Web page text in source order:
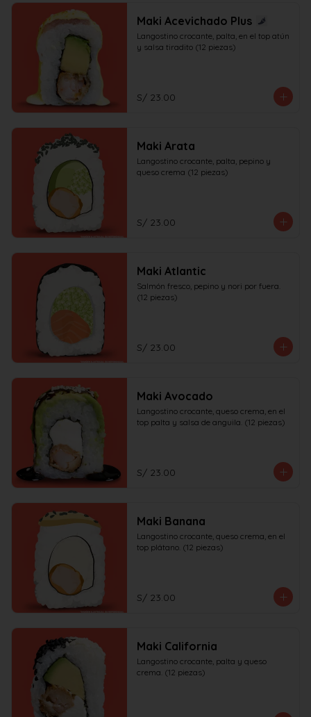
Maki Acevichado Plus
Langostino crocante, palta, en el top atún
y salsa tiradito (12 piezas)
S/ 23.00
Maki Arata
Langostino crocante, palta, pepino y
queso crema (12 piezas)
S/ 23.00
Maki Atlantic
Salmón fresco, pepino y nori por fuera.
(12 piezas)
S/ 23.00
Maki Avocado
Langostino crocante, queso crema, en el
top palta y salsa de anguila. (12 piezas)
S/ 23.00
Maki Banana
Langostino crocante, queso crema, en el
top plátano. (12 piezas)
S/ 23.00
Maki California
Langostino crocante, palta y queso
crema. (12 piezas)